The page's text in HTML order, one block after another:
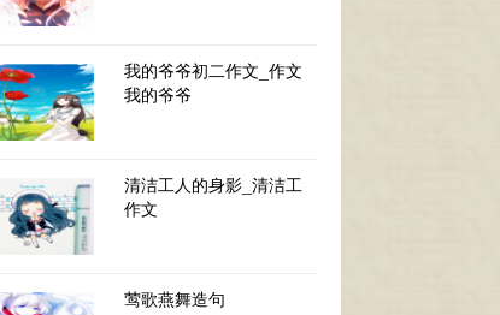
我的爷爷初二作文_作文
我的爷爷
清洁工人的身影_清洁工
作文
莺歌燕舞造句